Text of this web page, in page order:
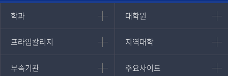
학과
인문과학대학
국어국문학과
영어영문학과
대학원
대학원
대학원
경영대학원
프라임칼리지
프라임칼리지
학사학위과정
평생교육과정
지역대학
지역대학
지역대학 포털
서울지역대학
부속기관
부속기관 주요사이트
주요사이트